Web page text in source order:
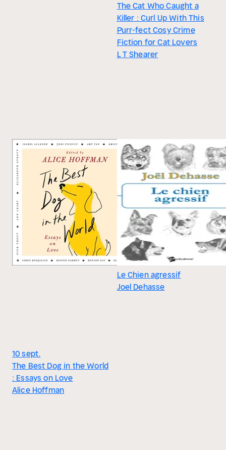
The Cat Who Caught a
Killer : Curl Up With This
Purr-fect Cosy Crime
Fiction for Cat Lovers
L T Shearer
10 sept.
The Best Dog in the World
: Essays on Love
Alice Hoffman
Le Chien agressif
Joel Dehasse